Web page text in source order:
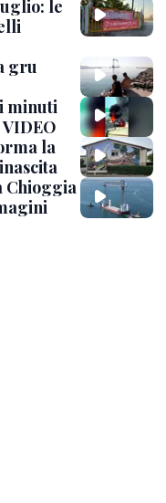
le
gru
minuti
la
Chioggia